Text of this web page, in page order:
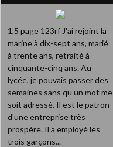
1,5 page 123rf J'ai rejoint la
marine à dix-sept ans, marié
à trente ans, retraité à
cinquante-cinq ans. Au
lycée, je pouvais passer des
semaines sans qu’un mot me
soit adressé. Il est le patron
d'une entreprise très
prospère. Il a employé les
trois garçons...